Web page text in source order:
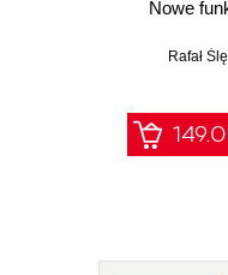
Nowe
Rafał